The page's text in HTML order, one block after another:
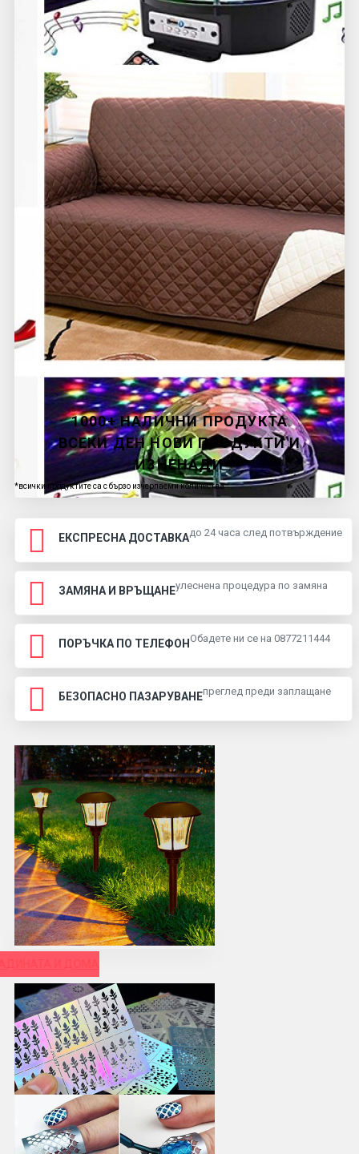
1000+ НАЛИЧНИ ПРОДУКТА
ВСЕКИ ДЕН НОВИ ПРОДУКТИ И
ИЗНЕНАДИ
*всички продуктите са с бързо изчерпаеми количества
ЕКСПРЕСНА ДОСТАВКАдо 24 часа след потвърждение
ЗАМЯНА И ВРЪЩАНЕулеснена процедура по замяна
ПОРЪЧКА ПО ТЕЛЕФОН Обадете ни се на 0877211444
БЕЗОПАСНО ПАЗАРУВАНЕпреглед преди заплащане